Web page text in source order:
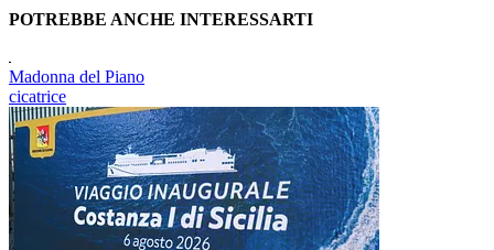
POTREBBE ANCHE INTERESSARTI
Madonna del Piano
cicatrice